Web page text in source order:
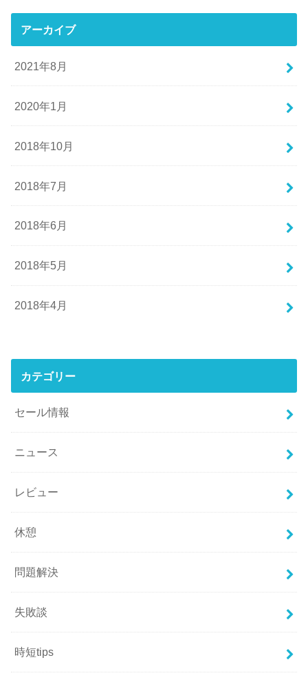
アーカイブ
2021年8月
2020年1月
2018年10月
2018年7月
2018年6月
2018年5月
2018年4月
カテゴリー
セール情報
ニュース
レビュー
休憩
問題解決
失敗談
時短tips